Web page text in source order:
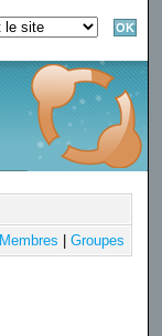
Membres Groupes